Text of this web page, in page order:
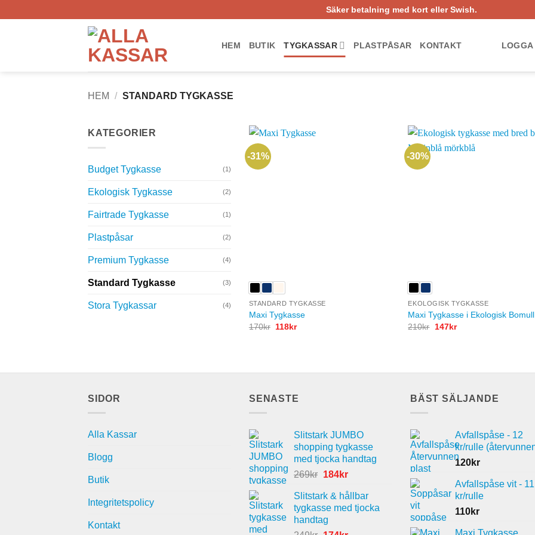
to
Säker betalning med kort eller Swish.
HEM BUTIK TYGKASSAR PLASTPÅSAR KONTAKT
HEM / STANDARD TYGKASSE
KATEGORIER
Budget Tygkasse (1)
Ekologisk Tygkasse (2)
Fairtrade Tygkasse (1)
Plastpåsar (2)
Premium Tygkasse (4)
Standard Tygkasse (3)
Stora Tygkassar (4)
-31%
STANDARD TYGKASSE
Maxi Tygkasse
170kr Det
118krDet
-30%
EKOLOGISK TYGKASSE
Maxi Tygkasse i Ekologisk Bomull
210kr Det
147krDet
SIDOR
Alla Kassar
Blogg
Butik
Integritetspolicy
Kontakt
SENASTE
Slitstark JUMBO
shopping tygkasse
med tjocka handtag
269kr Det
priset
var:
269kr.
184krDet
priset
är:
Slitstark & hållbar
tygkasse med tjocka
handtag
BÄST SÄLJANDE
Avfallspåse - 12
kr/rulle
120kr
Avfallspåse vit - 11
kr/rulle
110kr